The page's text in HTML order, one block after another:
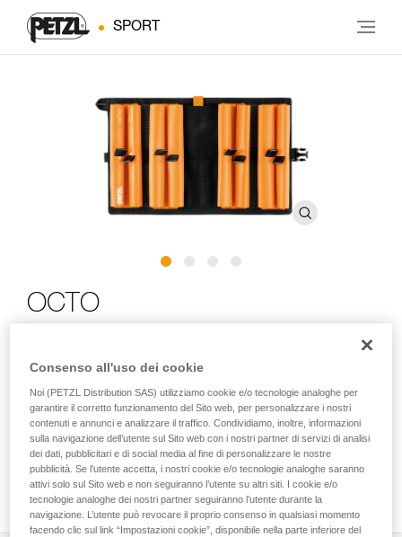
SPORT
OCTO
Custodia protettiva e da trasporto per chiodi da ghiaccio
La custodia OCTO è progettata per sistemare, proteggere e
trasportare i chiodi da ghiaccio. Dispone di otto scomparti
per un set completo fino a dodici chiodi e di una custodia in
rete per gli accessori (lima, lama di ricambio...). Grazie
all’apertura per piegatura, l’accesso al materiale è
semplificato. Pratica, la custodia può essere sospesa per
lasciare asciugare il materiale, senza estrarlo.
Consenso all'uso dei cookie
Noi (PETZL Distribution SAS) utilizziamo cookie e/o tecnologie analoghe per
garantire il corretto funzionamento del Sito web, per personalizzare i nostri
contenuti e annunci e analizzare il traffico. Condividiamo, inoltre, informazioni
sulla navigazione dell’utente sul Sito web con i nostri partner di servizi di analisi
dei dati, pubblicitari e di social media al fine di personalizzare le nostre
pubblicità. Se l’utente accetta, i nostri cookie e/o tecnologie analoghe saranno
attivi solo sul Sito web e non seguiranno l’utente su altri siti. I cookie e/o
tecnologie analoghe dei nostri partner seguiranno l’utente durante la
navigazione. L’utente può revocare il proprio consenso in qualsiasi momento
facendo clic sul link “Impostazioni cookie”, disponibile nella parte inferiore del